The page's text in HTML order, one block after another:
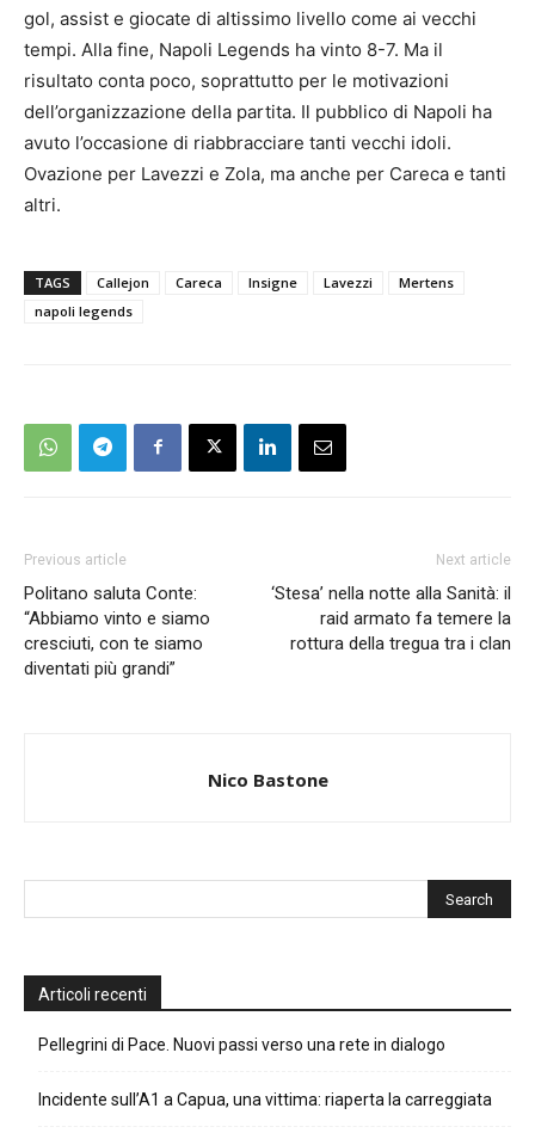
gol, assist e giocate di altissimo livello come ai vecchi
tempi. Alla fine, Napoli Legends ha vinto 8-7. Ma il
risultato conta poco, soprattutto per le motivazioni
dell’organizzazione della partita. Il pubblico di Napoli ha
avuto l’occasione di riabbracciare tanti vecchi idoli.
Ovazione per Lavezzi e Zola, ma anche per Careca e tanti
altri.
TAGS Callejon Careca Insigne Lavezzi
Mertens
napoli legends
Previous article
Politano saluta Conte:
“Abbiamo vinto e siamo
cresciuti, con te siamo
diventati più grandi”
Next article
‘Stesa’ nella notte alla Sanità: il
raid armato fa temere la
rottura della tregua tra i clan
Nico Bastone
Articoli recenti
Pellegrini di Pace. Nuovi passi verso una rete in dialogo
Incidente sull’A1 a Capua, una vittima: riaperta la carreggiata